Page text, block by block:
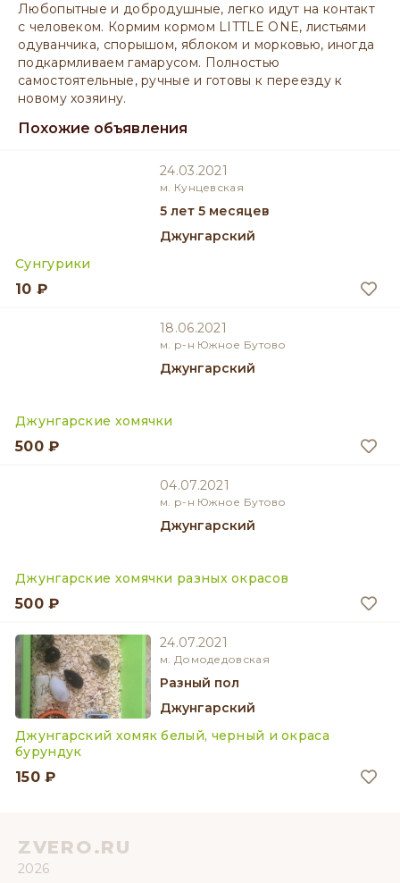
Любопытные и добродушные, легко идут на контакт
с человеком. Кормим кормом LITTLE ONE, листьями
одуванчика, спорышом, яблоком и морковью, иногда
подкармливаем гамарусом. Полностью
самостоятельные, ручные и готовы к переезду к
новому хозяину.
Похожие объявления
24.03.2021
м. Кунцевская
5 лет 5 месяцев
Джунгарский
Сунгурики
10 ₽
18.06.2021
м. р-н Южное Бутово
Джунгарский
Джунгарские хомячки
500 ₽
04.07.2021
м. р-н Южное Бутово
Джунгарский
Джунгарские хомячки разных окрасов
500 ₽
24.07.2021
м. Домодедовская
разный пол
Джунгарский
Джунгарский хомяк белый, черный и окраса
бурундук
150 ₽
ZVERO.RU
2026